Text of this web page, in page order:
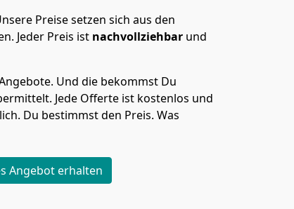
Preise setzen sich aus den
Jeder Preis ist nachvollziehbar und
Und die bekommst Du
Jede Offerte ist kostenlos und
Du bestimmst den Preis. Was
Angebot erhalten